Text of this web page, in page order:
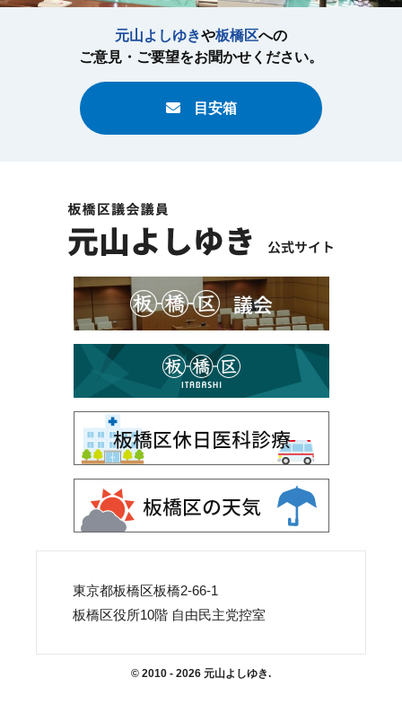
元山よしゆきや板橋区への
ご意見・ご要望をお聞かせください。
目安箱
東京都板橋区板橋2-66-1
板橋区役所10階 自由民主党控室
© 2010 - 2026 元山よしゆき.